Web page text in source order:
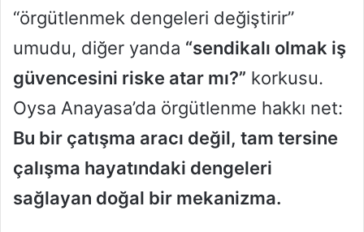
“örgütlenmek dengeleri değiştirir”
umudu, diğer yanda “sendikalı olmak iş
güvencesini riske atar mı?” korkusu.
Oysa Anayasa’da örgütlenme hakkı net:
Bu bir çatışma aracı değil, tam tersine
çalışma hayatındaki dengeleri
sağlayan doğal bir mekanizma.